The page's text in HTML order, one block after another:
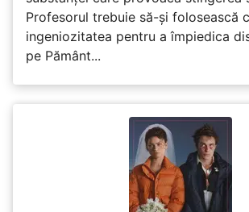
Profesorul trebuie să-și folosească
ingeniozitatea pentru a împiedica
pe Pământ...